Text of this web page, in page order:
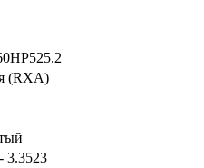
(RXA)
3.3523